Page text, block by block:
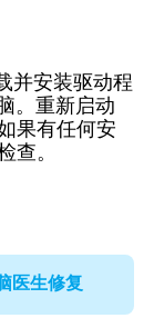
并安装驱动程
。重新启动
果有任何安
查。
医生修复